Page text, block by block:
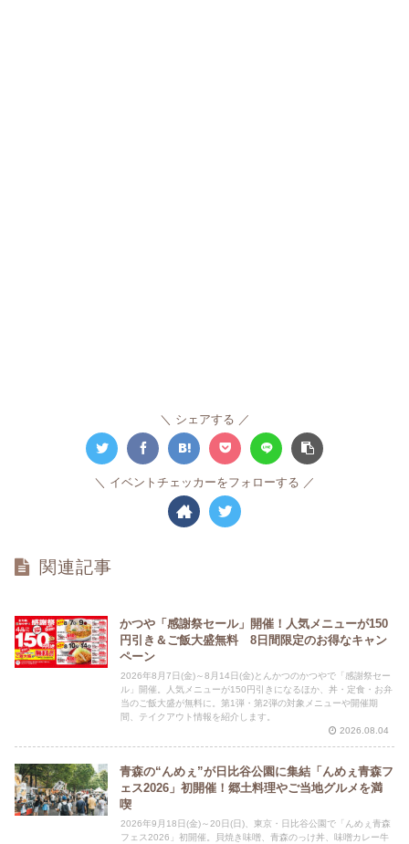
シェアする
イベントチェッカーをフォローする
関連記事
かつや「感謝祭セール」開催！人気メニューが150
円引き＆ご飯大盛無料 8日間限定のお得なキャン
ペーン
2026年8月7日(金)～8月14日(金)とんかつのかつやで「感謝祭セー
ル」開催。人気メニューが150円引きになるほか、丼・定食・お弁
当のご飯大盛が無料に。第1弾・第2弾の対象メニューや開催期
間、テイクアウト情報を紹介します。
2026.08.04
青森の“んめぇ”が日比谷公園に集結「んめぇ青森フ
ェス2026」初開催！郷土料理やご当地グルメを満
喫
2026年9月18日(金)～20日(日)、東京・日比谷公園で「んめぇ青森
フェス2026」初開催。貝焼き味噌、青森のっけ丼、味噌カレー牛